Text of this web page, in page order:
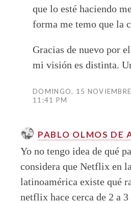
que lo esté haciendo
forma me temo que la
Gracias de nuevo por
mi visión es distinta.
DOMINGO, 15
11:41 PM
PABLO OLMOS DE
Yo no tengo idea de qué
considera que Netflix en
latinoamérica existe qué
netflix hace cerca de 2 a 3